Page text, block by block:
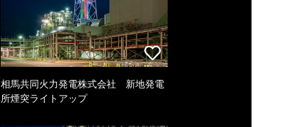
相馬共同火力発電株式会社 新地発電
所煙突ライトアップ